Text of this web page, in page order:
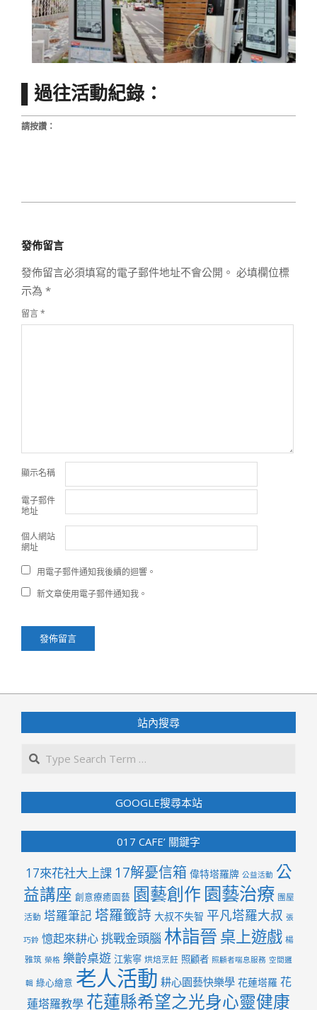
▌過往活動紀錄：
請按讚：
11
發佈留言
發佈留言必須填寫的電子郵件地址不會公開。 必填欄位標
示為 *
留言*
顯示名稱
電子郵件
地址
個人網站
網址
用電子郵件通知我後續的迴響。
新文章使用電子郵件通知我。
站內搜尋
GOOGLE搜尋本站
017 CAFE’ 關鍵字
17來花社大上課 17解憂信箱 偉特塔羅牌 公益活動 公
益講座 創意療癒園藝 園藝創作 園藝治療 團屋
活動 塔羅筆記 塔羅籤詩 大叔不失智 平凡塔羅大叔 張
巧鈴 憶起來耕心挑戰金頭腦 林詣晉桌上遊戲 楊
雅筑 榮格 樂齡桌遊 江紫寧 烘焙烹飪 照顧者 照顧者喘息服務 空間邏
輯 綠心繪意 老人活動 耕心園藝快樂學 花蓮塔羅 花
蓮塔羅教學 花蓮縣希望之光身心靈健康